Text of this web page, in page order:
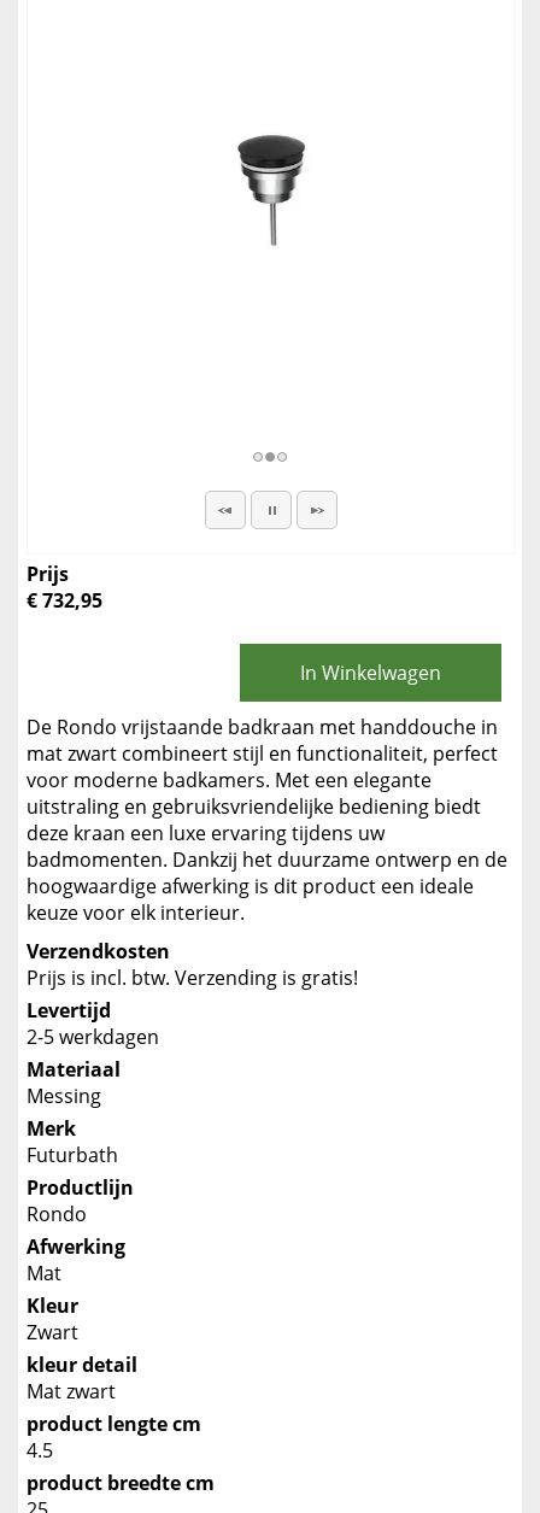
Prijs
€ 732,95
In Winkelwagen
De Rondo vrijstaande badkraan met handdouche in
mat zwart combineert stijl en functionaliteit, perfect
voor moderne badkamers. Met een elegante
uitstraling en gebruiksvriendelijke bediening biedt
deze kraan een luxe ervaring tijdens uw
badmomenten. Dankzij het duurzame ontwerp en de
hoogwaardige afwerking is dit product een ideale
keuze voor elk interieur.
Verzendkosten
Prijs is incl. btw. Verzending is gratis!
Levertijd
2-5 werkdagen
Materiaal
Messing
Merk
Futurbath
Productlijn
Rondo
Afwerking
Mat
Kleur
Zwart
kleur detail
Mat zwart
product lengte cm
4.5
product breedte cm